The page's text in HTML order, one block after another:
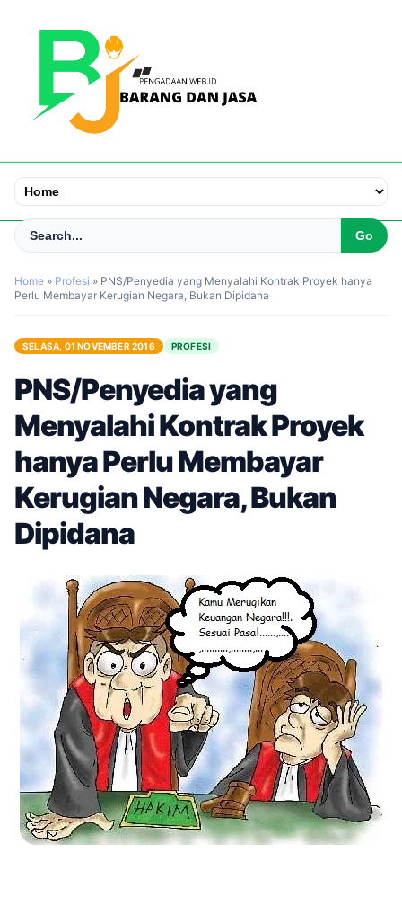
Home » Profesi » PNS/Penyedia yang Menyalahi Kontrak Proyek hanya
Perlu Membayar Kerugian Negara, Bukan Dipidana
SELASA, 01 NOVEMBER 2016 PROFESI
PNS/Penyedia yang
Menyalahi Kontrak Proyek
hanya Perlu Membayar
Kerugian Negara, Bukan
Dipidana